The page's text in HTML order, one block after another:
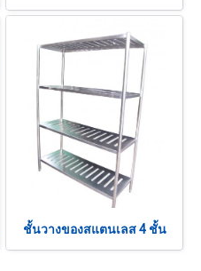
ชั้นวางของสแตนเลส 4 ชั้น